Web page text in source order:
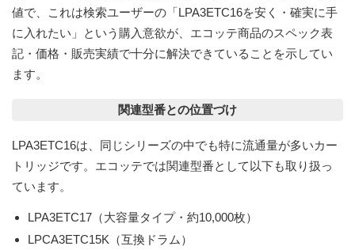
値で、これは検索ユーザーの「LPA3ETC16を安く・確実に手
に入れたい」という購入意欲が、エコッテ商品のスペック表
記・価格・販売実績で十分に解決できていることを示してい
ます。
関連型番との位置づけ
LPA3ETC16は、同じシリーズの中でも特に流通量が多いカー
トリッジです。エコッテでは関連型番として以下も取り扱っ
ています。
LPA3ETC17（大容量タイプ・約10,000枚）
LPCA3ETC15K（互換ドラム）